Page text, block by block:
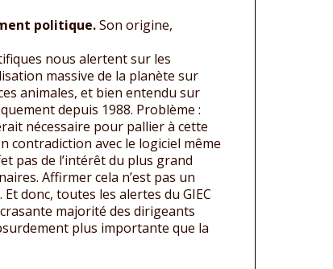
politique.Son origine,
nous alertent sur les
massive de la planète sur
animales, et bien entendu sur
depuis 1988. Problème :
nécessaire pour pallier à cette
avec le logiciel même
pas de l’intérêt du plus grand
Affirmer cela n’est pas un
donc, toutes les alertes du GIEC
majorité des dirigeants
plus importante que la